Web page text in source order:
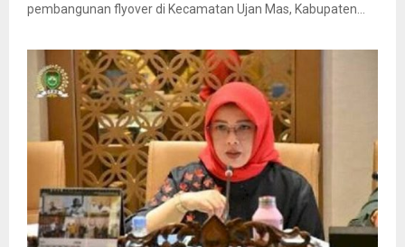
pembangunan flyover di Kecamatan Ujan Mas, Kabupaten...